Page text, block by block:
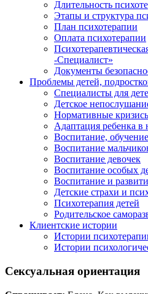
Длительность
Этапы и структура
План психотерапии
Оплата психотерапии
-Специалист»
Документы
Проблемы детей,
Специалисты для
Детское
Нормативные
Адаптация ребенка в
Воспитание,
Воспитание
Воспитание девочек
Воспитание особых
Воспитание и
Детские страхи и
Психотерапия детей
Родительское
Клиентские истории
Истории
Истории
Сексуальная ориентация